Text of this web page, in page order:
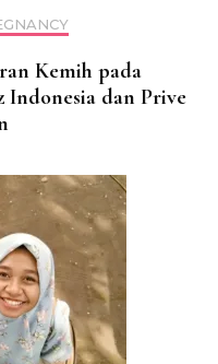
Kemih pada
Indonesia dan Prive